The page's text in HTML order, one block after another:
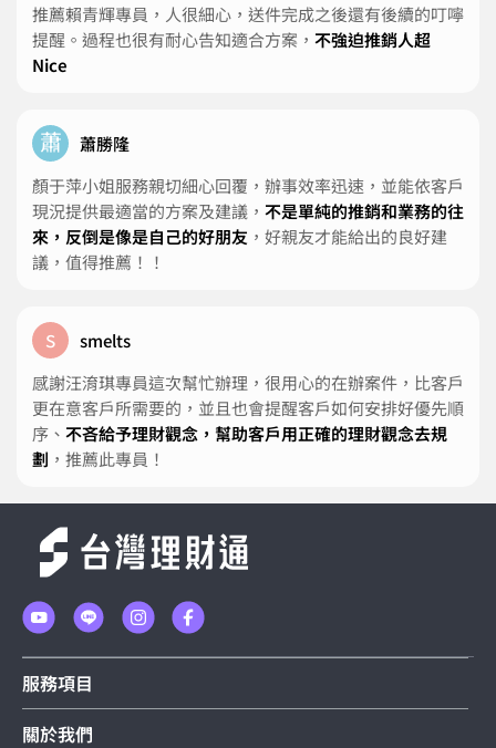
推薦賴青輝專員，人很細心，送件完成之後還有後續的叮嚀
提醒。過程也很有耐心告知適合方案， 不強迫推銷人超
Nice
蕭
蕭勝隆
顏于萍小姐服務親切細心回覆，辦事效率迅速，並能依客戶
現況提供最適當的方案及建議， 不是單純的推銷和業務的往
來，反倒是像是自己的好朋友 ，好親友才能給出的良好建
議，值得推薦！！
s
smelts
感謝汪淯琪專員這次幫忙辦理，很用心的在辦案件，比客戶
更在意客戶所需要的，並且也會提醒客戶如何安排好優先順
序、 不吝給予理財觀念，幫助客戶用正確的理財觀念去規
劃 ，推薦此專員！
服務項目
關於我們